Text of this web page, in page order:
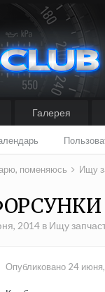
Галерея
поменяюсь Ищу
2014 в Ищу
Опубликовано 24